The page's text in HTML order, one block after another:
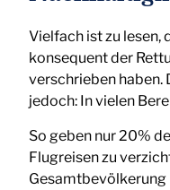
Vielfach ist zu lesen,
konsequent der
verschrieben haben.
jedoch: In vielen
So geben nur 20%
Flugreisen zu